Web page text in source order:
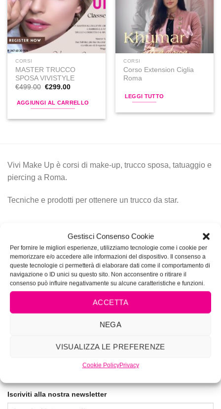
Gestisci Consenso Cookie
Per fornire le migliori esperienze, utilizziamo tecnologie come i cookie per
memorizzare e/o accedere alle informazioni del dispositivo. Il consenso a
queste tecnologie ci permetterà di elaborare dati come il comportamento di
navigazione o ID unici su questo sito. Non acconsentire o ritirare il
consenso può influire negativamente su alcune caratteristiche e funzioni.
ACCETTA
NEGA
VISUALIZZA LE PREFERENZE
Cookie PolicyPrivacy
alla lista
dei
desideri
CORSI
MASTER TRUCCO
SPOSA VIVISTYLE
€499.00 Il
originale
era:
€299.00Il
attuale
è:
AGGIUNGI AL CARRELLO
alla lista
dei
desideri
CORSI
Corso Extension Ciglia
Roma
LEGGI TUTTO
Vivi Make Up è corsi di make-up, trucco sposa, tatuaggio e
piercing a Roma.
Tecniche e prodotti per ottenere un trucco da star.
VIVIMAKEUP ACADEMY
Corsi di tatuaggio e piercing autorizzati dalla Regione
Lazio Determinazione N.G04285
La prima Academy per lookmakers dal 1996
Iscriviti alla nostra newsletter